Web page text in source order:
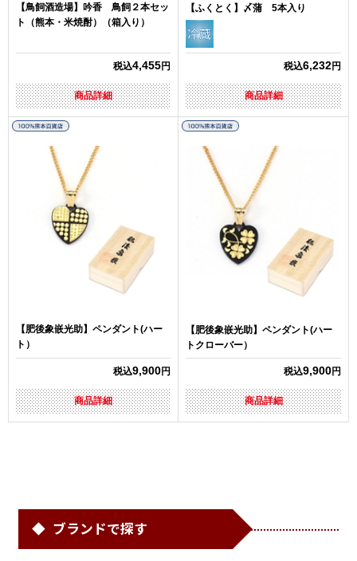
【鳥飼酒造場】吟香 鳥飼２本セッ
ト（熊本・米焼酎）（箱入り）
税込4,455円
商品詳細
【ふくとく】〆蒲 5本入り
税込6,232円
商品詳細
【肥後象嵌光助】ペンダント(ハー
ト）
税込9,900円
商品詳細
【肥後象嵌光助】ペンダント(ハー
トクローバー）
税込9,900円
商品詳細
ブランドで探す